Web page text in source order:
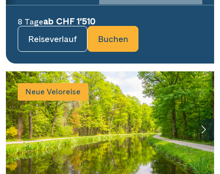
8 Tageab CHF 1’510
Reiseverlauf
Buchen
Neue Veloreise